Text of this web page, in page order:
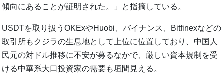
傾向にあることが証明された。」と指摘している。
USDTを取り扱うOKExやHuobi、バイナンス、Bitfinexなどの
取引所もクジラの生息地として上位に位置しており、中国人
民元の対ドル推移に不安が募るなかで、厳しい資本規制を受
ける中華系大口投資家の需要も垣間見える。